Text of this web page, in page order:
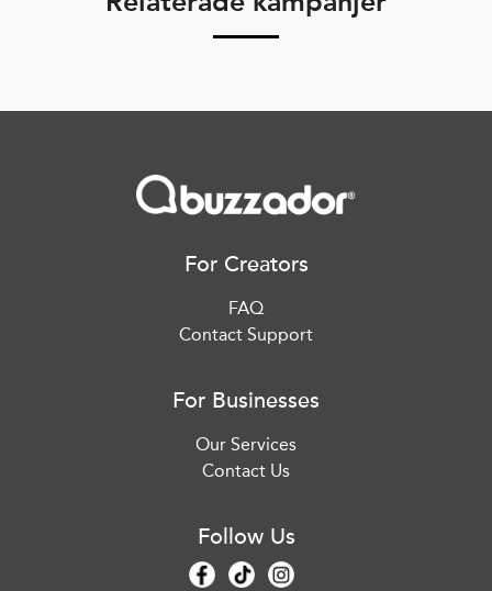
For Creators
FAQ
Contact Support
For Businesses
Our Services
Contact Us
Follow Us